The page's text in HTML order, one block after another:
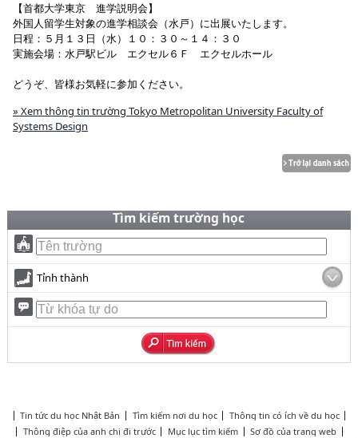
【首都大学東京 進学説明会】
外国人留学生対象の進学相談会（水戸）に出展いたします。
日程：５月１３日（水）１０：３０～１４：３０
実施会場：水戸駅ビル エクセル６Ｆ エクセルホール
どうぞ、皆様お気軽に参加ください。
» Xem thông tin trường Tokyo Metropolitan University Faculty of
Systems Design
Tìm kiếm trường học
Tỉnh thành
Tin tức du học Nhật Bản Tìm kiếm nơi du học
Thông tin có ích về du học
Thông điệp của anh chị đi trước
Mục lục tìm kiếm
Sơ đồ của trang web